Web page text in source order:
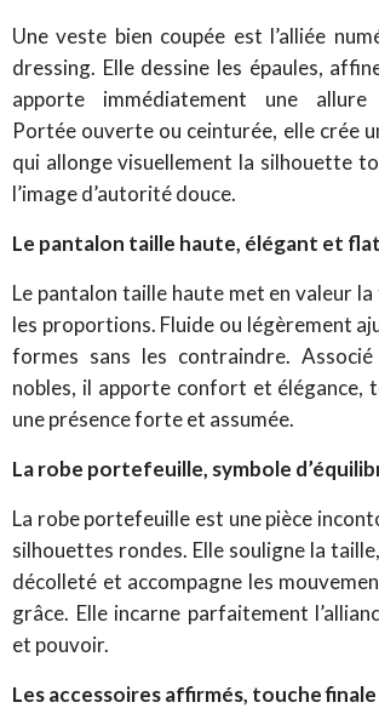
Une veste bien coupée est l’alliée
dressing. Elle dessine les épaules,
apporte immédiatement une allure
Portée ouverte ou ceinturée, elle crée
qui allonge visuellement la silhouette
l’image d’autorité douce.
Le pantalon taille haute, élégant et
Le pantalon taille haute met en valeur
les proportions. Fluide ou légèrement
formes sans les contraindre.
nobles, il apporte confort et élégance,
une présence forte et assumée.
La robe portefeuille, symbole
La robe portefeuille est une pièce
silhouettes rondes. Elle souligne la
décolleté et accompagne les
grâce. Elle incarne parfaitement
et pouvoir.
Les accessoires affirmés, touche